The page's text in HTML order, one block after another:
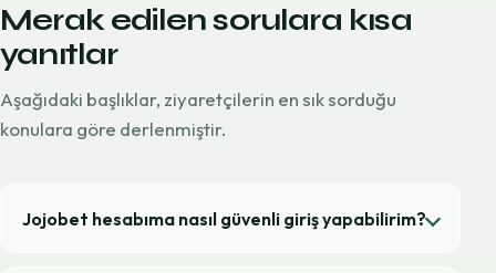
Merak edilen sorulara kısa
yanıtlar
Aşağıdaki başlıklar, ziyaretçilerin en sık sorduğu
konulara göre derlenmiştir.
Jojobet hesabıma nasıl güvenli giriş yapabilirim?